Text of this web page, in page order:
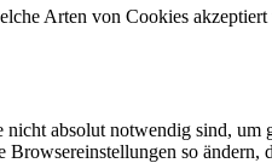
Arten von Cookies
absolut notwendig sind, um
Browsereinstellungen so ändern,